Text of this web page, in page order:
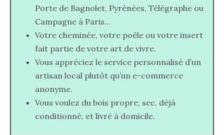
Porte de Bagnolet, Pyrénées, Télégraphe ou
Campagne à Paris…
Votre cheminée, votre poêle ou votre insert
fait partie de votre art de vivre.
Vous appréciez le service personnalisé d’un
artisan local plutôt qu’un e-commerce
anonyme.
Vous voulez du bois propre, sec, déjà
conditionné, et livré à domicile.